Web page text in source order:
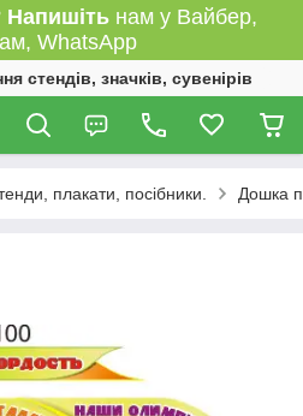
Напишітьнам у Вайбер,
WhatsApp
стендів, значків, сувенірів
плакати, посібники. Дошка